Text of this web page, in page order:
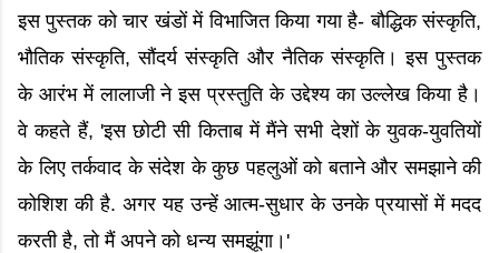
इस पुस्तक को चार खंडों में विभाजित किया गया है- बौद्धिक संस्कृति,
भौतिक संस्कृति, सौंदर्य संस्कृति और नैतिक संस्कृति। इस पुस्तक
के आरंभ में लालाजी ने इस प्रस्तुति के उद्देश्य का उल्लेख किया है।
वे कहते हैं, 'इस छोटी सी किताब में मैंने सभी देशों के युवक-युवतियों
के लिए तर्कवाद के संदेश के कुछ पहलुओं को बताने और समझाने की
कोशिश की है. अगर यह उन्हें आत्म-सुधार के उनके प्रयासों में मदद
करती है, तो मैं अपने को धन्य समझूंगा।'